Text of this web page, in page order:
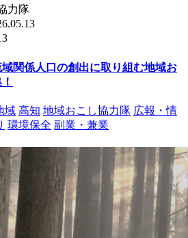
力隊
域関係人口の創出に取り組む地域お
域 高知 地域おこし協力隊 広報・情
環境保全 副業・兼業